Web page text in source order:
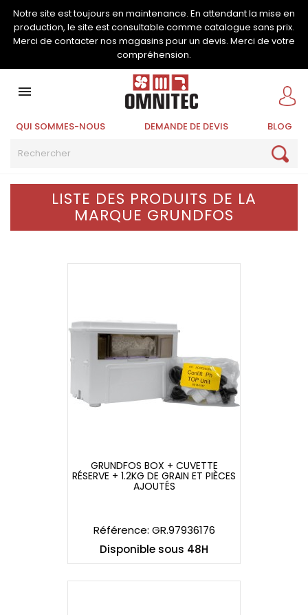
Notre site est toujours en maintenance. En attendant la mise en
production, le site est consultable comme catalogue sans prix.
Merci de contacter nos magasins pour un devis. Merci de votre
compréhension.

QUI SOMMES-NOUS DEMANDE DE DEVIS BLOG
LISTE DES PRODUITS DE LA
MARQUE GRUNDFOS
GRUNDFOS BOX + CUVETTE
GRUNDFOS BOX + CUVETTE
RÉSERVE + 1.2KG DE GRAIN ET PIÈCES
AJOUTÉS
Référence: GR.97936176
Disponible sous 48H